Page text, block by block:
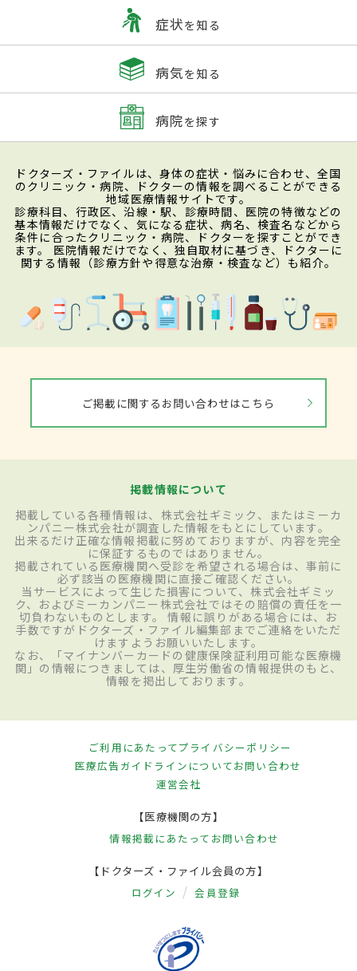
症状を知る
病気を知る
病院を探す
ドクターズ・ファイルは、身体の症状・悩みに合わせ、全国
のクリニック・病院、ドクターの情報を調べることができる
地域医療情報サイトです。
診療科目、行政区、沿線・駅、診療時間、医院の特徴などの
基本情報だけでなく、気になる症状、病名、検査名などから
条件に合ったクリニック・病院、ドクターを探すことができ
ます。 医院情報だけでなく、独自取材に基づき、ドクターに
関する情報（診療方針や得意な治療・検査など）も紹介。
ご掲載に関するお問い合わせはこちら
掲載情報について
掲載している各種情報は、株式会社ギミック、またはミーカ
ンパニー株式会社が調査した情報をもとにしています。
出来るだけ正確な情報掲載に努めておりますが、内容を完全
に保証するものではありません。
掲載されている医療機関へ受診を希望される場合は、事前に
必ず該当の医療機関に直接ご確認ください。
当サービスによって生じた損害について、株式会社ギミッ
ク、およびミーカンパニー株式会社ではその賠償の責任を一
切負わないものとします。 情報に誤りがある場合には、お
手数ですがドクターズ・ファイル編集部までご連絡をいただ
けますようお願いいたします。
なお、「マイナンバーカードの健康保険証利用可能な医療機
関」の情報につきましては、厚生労働省の情報提供のもと、
情報を掲出しております。
ご利用にあたってプライバシーポリシー
医療広告ガイドラインについてお問い合わせ
運営会社
【医療機関の方】
情報掲載にあたって お問い合わせ
【ドクターズ・ファイル会員の方】
ログイン 会員登録